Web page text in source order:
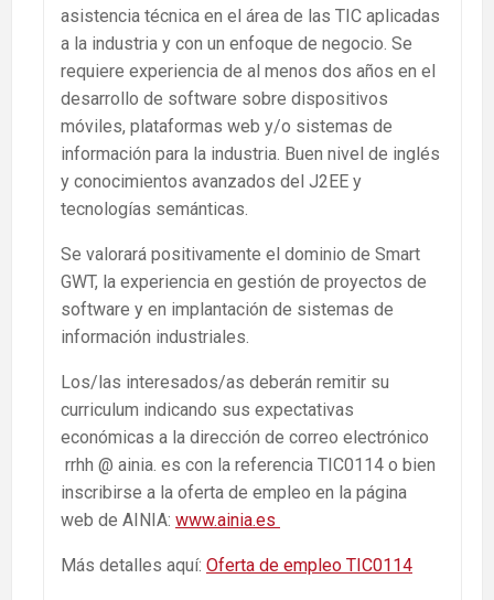
asistencia técnica en el área de las TIC aplicadas
a la industria y con un enfoque de negocio. Se
requiere experiencia de al menos dos años en el
desarrollo de software sobre dispositivos
móviles, plataformas web y/o sistemas de
información para la industria. Buen nivel de inglés
y conocimientos avanzados del J2EE y
tecnologías semánticas.
Se valorará positivamente el dominio de Smart
GWT, la experiencia en gestión de proyectos de
software y en implantación de sistemas de
información industriales.
Los/las interesados/as deberán remitir su
curriculum indicando sus expectativas
económicas a la dirección de correo electrónico
rrhh @ ainia. es con la referencia TIC0114 o bien
inscribirse a la oferta de empleo en la página
web de AINIA: www.ainia.es
Más detalles aquí: Oferta de empleo TIC0114